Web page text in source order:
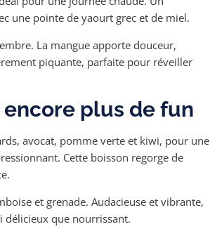
une pointe de yaourt grec et de miel.
La mangue apporte douceur,
piquante, parfaite pour réveiller
plus de fun
avocat, pomme verte et kiwi, pour une
Cette boisson regorge de
et grenade. Audacieuse et vibrante,
délicieux que nourrissant.